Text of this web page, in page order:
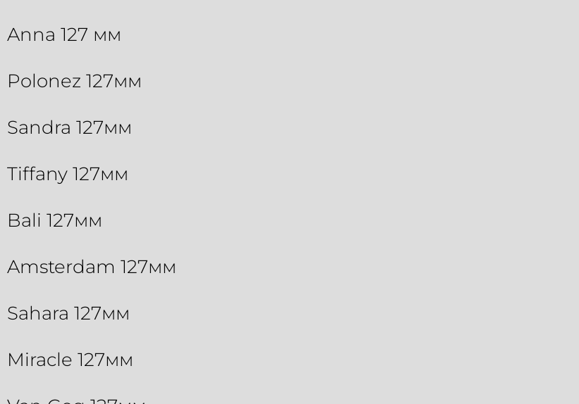
Anna 127 мм
Polonez 127мм
Sandra 127мм
Tiffany 127мм
Bali 127мм
Amsterdam 127мм
Sahara 127мм
Miracle 127мм